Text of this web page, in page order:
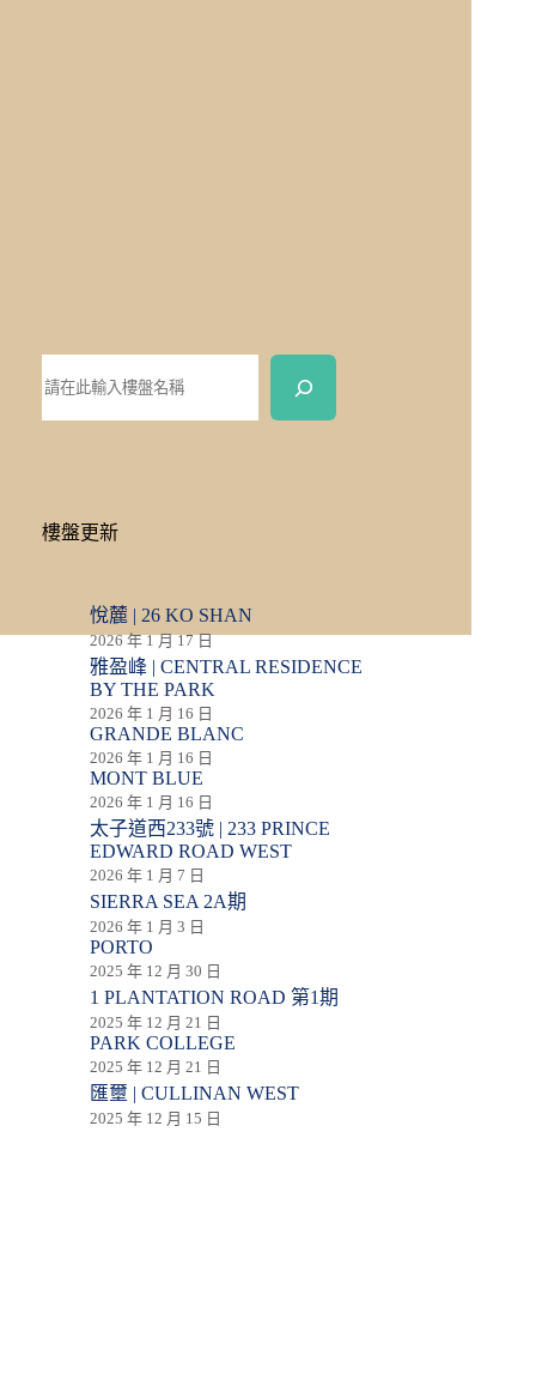
樓盤更新
悅麓 | 26 KO SHAN
2026 年 1 月 17 日
雅盈峰 | CENTRAL RESIDENCE
BY THE PARK
2026 年 1 月 16 日
GRANDE BLANC
2026 年 1 月 16 日
MONT BLUE
2026 年 1 月 16 日
太子道西233號 | 233 PRINCE
EDWARD ROAD WEST
2026 年 1 月 7 日
SIERRA SEA 2A期
2026 年 1 月 3 日
PORTO
2025 年 12 月 30 日
1 PLANTATION ROAD 第1期
2025 年 12 月 21 日
PARK COLLEGE
2025 年 12 月 21 日
匯壐 | CULLINAN WEST
2025 年 12 月 15 日